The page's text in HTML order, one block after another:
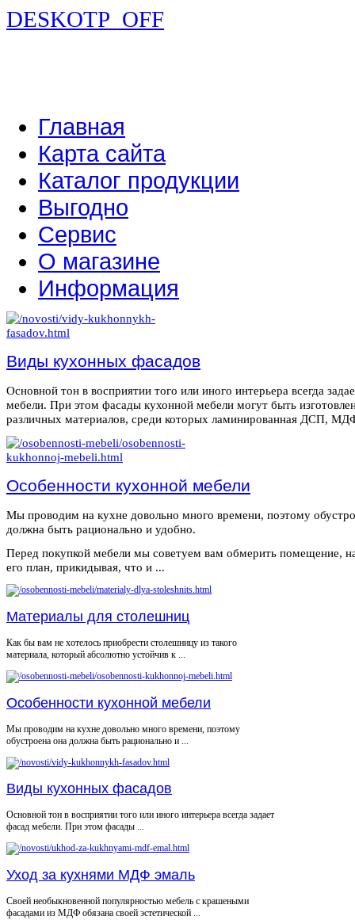
DESKOTP_OFF
Главная
Карта сайта
Каталог продукции
Выгодно
Сервис
О магазине
Информация
Виды кухонных фасадов
Основной тон в восприятии того или иного интерьера всегда
мебели. При этом фасады кухонной мебели могут быть
различных материалов, среди которых ламинированная ДСП,
Особенности кухонной мебели
Мы проводим на кухне довольно много времени, поэтому
должна быть рационально и удобно.
Перед покупкой мебели мы советуем вам обмерить помещение,
его план, прикидывая, что и ...
Материалы для столешниц
Как бы вам не хотелось приобрести столешницу из такого
материала, который абсолютно устойчив к ...
Особенности кухонной мебели
Мы проводим на кухне довольно много времени, поэтому
обустроена она должна быть рационально и ...
Виды кухонных фасадов
Основной тон в восприятии того или иного интерьера всегда задает
фасад мебели. При этом фасады ...
Уход за кухнями МДФ эмаль
Своей необыкновенной популярностью мебель с крашеными
фасадами из МДФ обязана своей эстетической ...